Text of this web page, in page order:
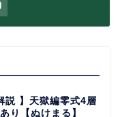
説 】天獄編零式4層
り【ぬけまる】